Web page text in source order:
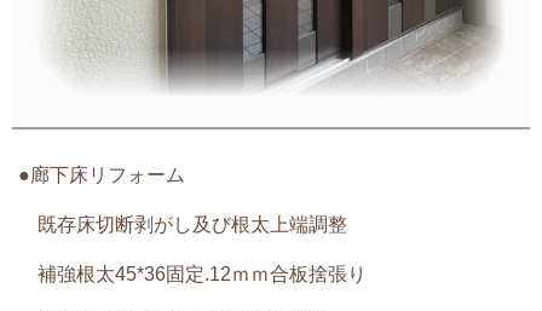
●廊下床リフォーム
既存床切断剥がし及び根太上端調整
補強根太45*36固定.12ｍｍ合板捨張り